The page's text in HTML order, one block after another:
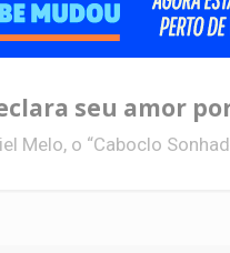
seu amor
Melo, o “Caboclo